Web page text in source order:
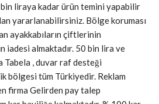
bin liraya kadar ürün temini yapabilir
yararlanabilirsiniz. Bölge koruması
ayakkabıların çiftlerinin
iadesi almaktadır. 50 bin lira ve
Tabela , duvar raf desteği
bölgesi tüm Türkiyedir. Reklam
firma Gelirden pay talep